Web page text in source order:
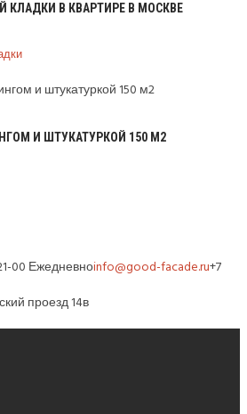
КЛАДКИ В КВАРТИРЕ В МОСКВЕ
И ШТУКАТУРКОЙ 150 М2
00 Ежедневноinfo@good-facade.ru+7
проезд 14в